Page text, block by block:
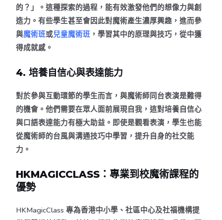
的？」。這種探索的過程，能有效激發他們的想像力與創
造力。有些學生甚至會因此對魔術產生濃厚興趣，進而參
與魔術班或兒童魔術班 ，學習其中的原理與技巧，從中獲
得成就感。
4. 培養自信心與表達能力
對於參與互動環節的學生而言，與魔術師同台表演是難得
的機會。他們需要在眾人面前展現自我，這對培養自信心
與口語表達能力有極大助益。即使是觀看表演，學生也能
從魔術師的台風與溝通技巧中學習，提升自身的社交能
力。
HKMAGICCLASS：專業到校魔術課程的
優勢
HKMagicClass 專為香港中小學、社區中心及社福機構提